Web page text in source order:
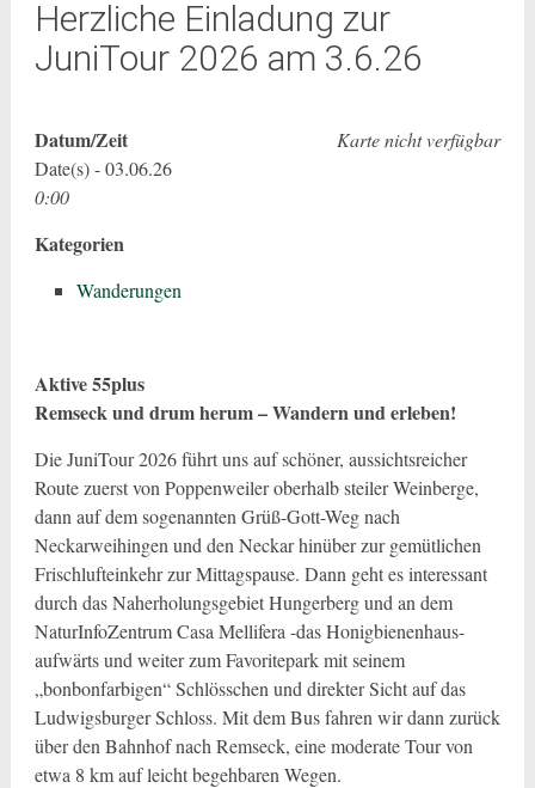
Herzliche Einladung zur
JuniTour 2026 am 3.6.26
Karte nicht verfügbar
Datum/Zeit
Date(s) - 03.06.26
0:00
Kategorien
Wanderungen
Aktive 55plus
Remseck und drum herum – Wandern und erleben!
Die JuniTour 2026 führt uns auf schöner, aussichtsreicher
Route zuerst von Poppenweiler oberhalb steiler Weinberge,
dann auf dem sogenannten Grüß-Gott-Weg nach
Neckarweihingen und den Neckar hinüber zur gemütlichen
Frischlufteinkehr zur Mittagspause. Dann geht es interessant
durch das Naherholungsgebiet Hungerberg und an dem
NaturInfoZentrum Casa Mellifera -das Honigbienenhaus-
aufwärts und weiter zum Favoritepark mit seinem
„bonbonfarbigen“ Schlösschen und direkter Sicht auf das
Ludwigsburger Schloss. Mit dem Bus fahren wir dann zurück
über den Bahnhof nach Remseck, eine moderate Tour von
etwa 8 km auf leicht begehbaren Wegen.